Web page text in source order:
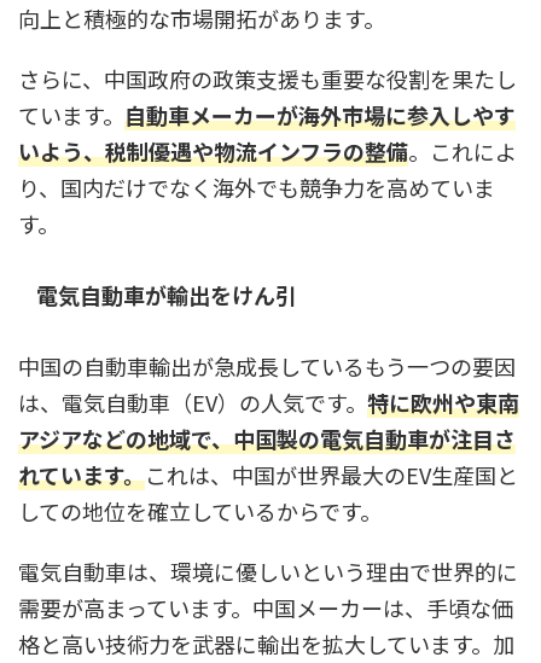
向上と積極的な市場開拓があります。
さらに、中国政府の政策支援も重要な役割を果たし
ています。 自動車メーカーが海外市場に参入しやす
いよう、税制優遇や物流インフラの整備。これによ
り、国内だけでなく海外でも競争力を高めていま
す。
電気自動車が輸出をけん引
中国の自動車輸出が急成長しているもう一つの要因
は、電気自動車（EV）の人気です。 特に欧州や東南
アジアなどの地域で、中国製の電気自動車が注目さ
れています。これは、中国が世界最大のEV生産国と
しての地位を確立しているからです。
電気自動車は、環境に優しいという理由で世界的に
需要が高まっています。中国メーカーは、手頃な価
格と高い技術力を武器に輸出を拡大しています。加